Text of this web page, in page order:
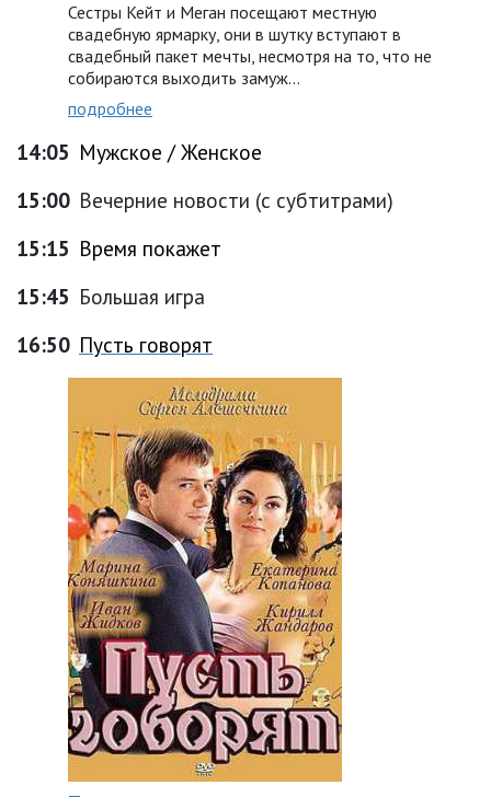
Сестры Кейт и Меган посещают местную
свадебную ярмарку, они в шутку вступают в
свадебный пакет мечты, несмотря на то, что не
собираются выходить замуж…
подробнее
14:05 Мужское / Женское
15:00 Вечерние новости (с субтитрами)
15:15 Время покажет
15:45 Большая игра
16:50 Пусть говорят